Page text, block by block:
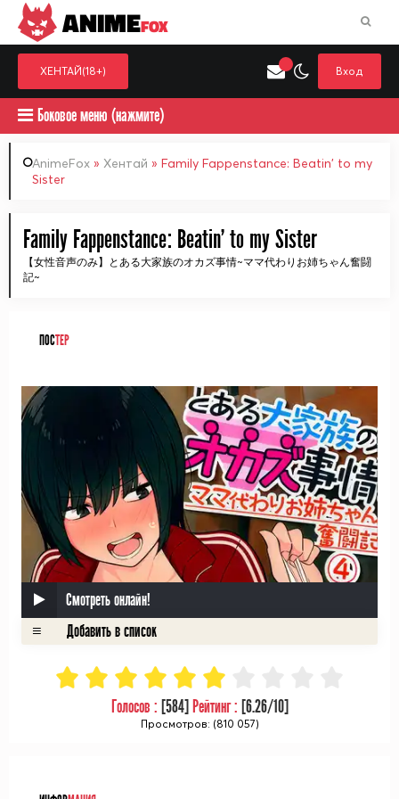
Выберите одну категорию для поиска
ANIMEFOX
ХЕНТАЙ(18+) Вход
Боковое меню (нажмите)
AnimeFox » Хентай » Family Fappenstance: Beatin' to my
Sister
Family Fappenstance: Beatin' to my Sister
【女性音声のみ】とある大家族のオカズ事情~ママ代わりお姉ちゃん奮闘
記~
ПОСТЕР
Смотреть онлайн!
Голосов : [584] Рейтинг : [6.26/10]
Просмотров: (810 057)